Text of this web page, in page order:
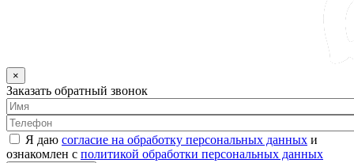
×
Заказать обратный звонок
Я даю согласие на обработку персональных данных и
ознакомлен с политикой обработки персональных данных